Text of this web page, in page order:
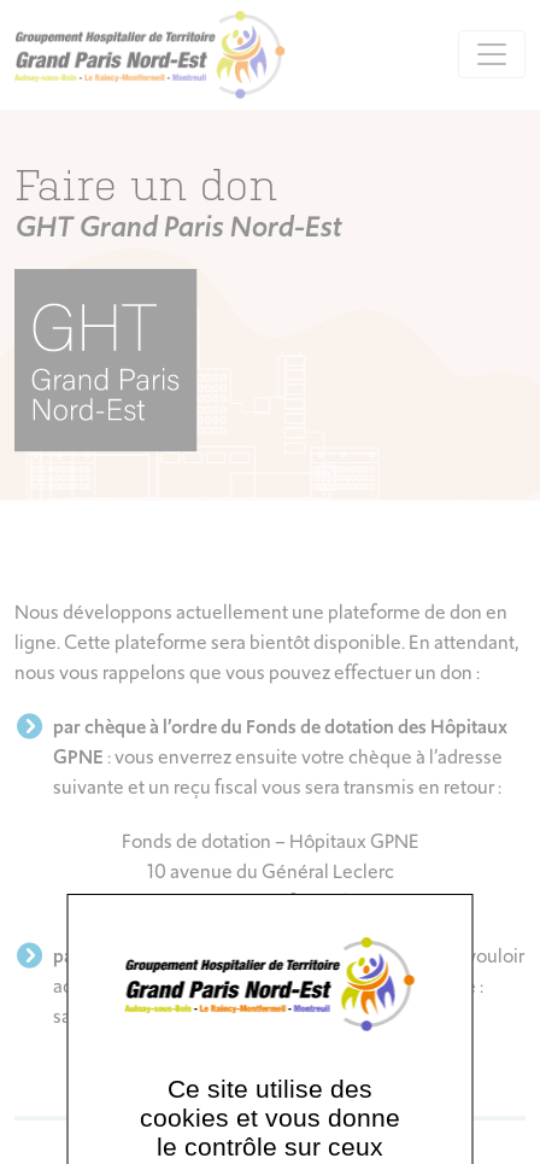
Faire un don
GHT Grand Paris Nord-Est
Nous développons actuellement une plateforme de don en
ligne. Cette plateforme sera bientôt disponible. En attendant,
nous vous rappelons que vous pouvez effectuer un don :
par chèque à l’ordre du Fonds de dotation des Hôpitaux
GPNE : vous enverrez ensuite votre chèque à l’adresse
suivante et un reçu fiscal vous sera transmis en retour :
Fonds de dotation – Hôpitaux GPNE
10 avenue du Général Leclerc
93170 Montfermeil
par virement bancaire: dans ce cas, merci de bien vouloir
adresser votre demande de RIB à l’adresse suivante :
samira.chaouch@ght-gpne.fr
Panneau de gestion des cookies
Ce site utilise des
cookies et vous donne
le contrôle sur ceux